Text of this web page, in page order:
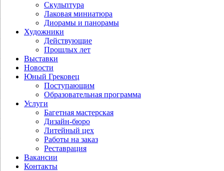
Скульптура
Лаковая миниатюра
Диорамы и панорамы
Художники
Действующие
Прошлых лет
Выставки
Новости
Юный Грековец
Поступающим
Образовательная программа
Услуги
Багетная мастерская
Дизайн-бюро
Литейный цех
Работы на заказ
Реставрация
Вакансии
Контакты